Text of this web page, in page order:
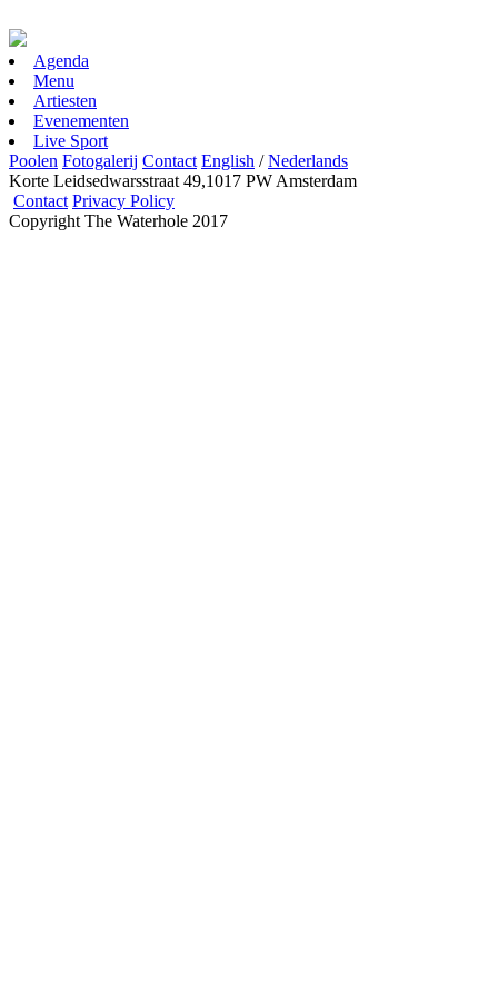
Agenda
Menu
Artiesten
Evenementen
Live Sport
Poolen Fotogalerij Contact English /Nederlands
Korte Leidsedwarsstraat 49,1017 PW Amsterdam
Contact Privacy Policy
Copyright The Waterhole 2017